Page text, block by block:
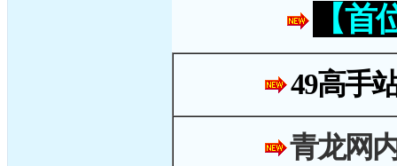
【
49高手
青龙网